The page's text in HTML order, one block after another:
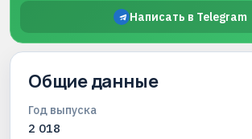
Написать в Telegram
Общие данные
Год выпуска
2 018